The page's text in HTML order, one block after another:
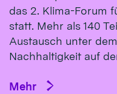
das 2. Klima-Forum
statt. Mehr als 140
Austausch unter
Nachhaltigkeit auf
Mehr